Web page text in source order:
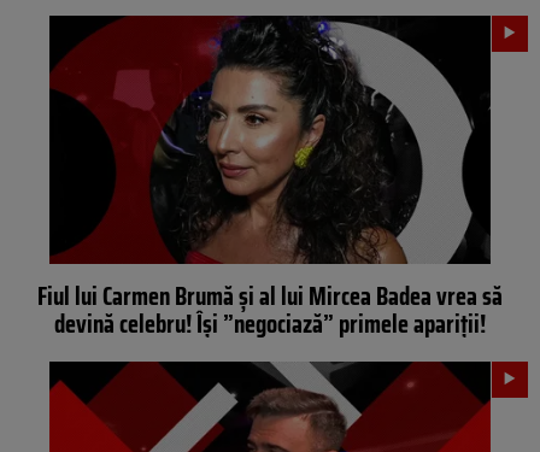
Fiul lui Carmen Brumă și al lui Mircea Badea vrea să
devină celebru! Își ”negociază” primele apariții!